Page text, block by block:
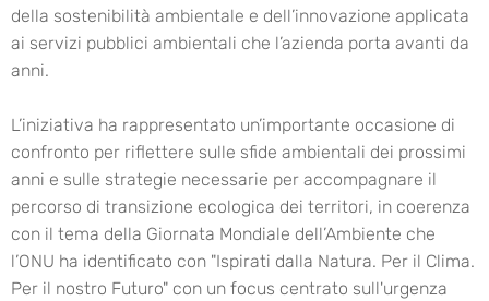
della sostenibilità ambientale e dell’innovazione applicata
ai servizi pubblici ambientali che l’azienda porta avanti da
anni.
L’iniziativa ha rappresentato un’importante occasione di
confronto per riflettere sulle sfide ambientali dei prossimi
anni e sulle strategie necessarie per accompagnare il
percorso di transizione ecologica dei territori, in coerenza
con il tema della Giornata Mondiale dell’Ambiente che
l’ONU ha identificato con "Ispirati dalla Natura. Per il Clima.
Per il nostro Futuro" con un focus centrato sull'urgenza